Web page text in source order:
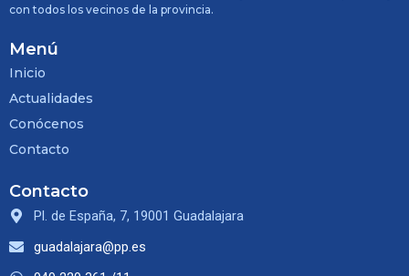
con todos los vecinos de la provincia.
Menú
Inicio
Actualidades
Conócenos
Contacto
Contacto
Pl. de España, 7, 19001 Guadalajara
guadalajara@pp.es